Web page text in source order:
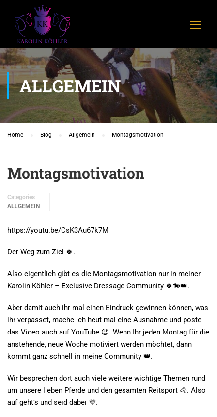
ALLGEMEIN
Home Blog Allgemein Montagsmotivation
Montagsmotivation
Categories
ALLGEMEIN
https://youtu.be/CsK3Au67k7M
Der Weg zum Ziel 🍀.
Also eigentlich gibt es die Montagsmotivation nur in meiner
Karolin Köhler – Exclusive Dressage Community 🍀🐎👑.
Aber damit auch ihr mal einen Eindruck gewinnen können, was
ihr verpasset, mache ich heut mal eine Ausnahme und poste
das Video auch auf YouTube 😉. Wenn Ihr jeden Montag für die
anstehende, neue Woche motiviert werden möchtet, dann
kommt ganz schnell in meine Community 👑.
Wir besprechen dort auch viele weitere wichtige Themen rund
um unsere lieben Pferde und den gesamten Reitsport 🐴. Also
auf geht’s und seid dabei 💜.